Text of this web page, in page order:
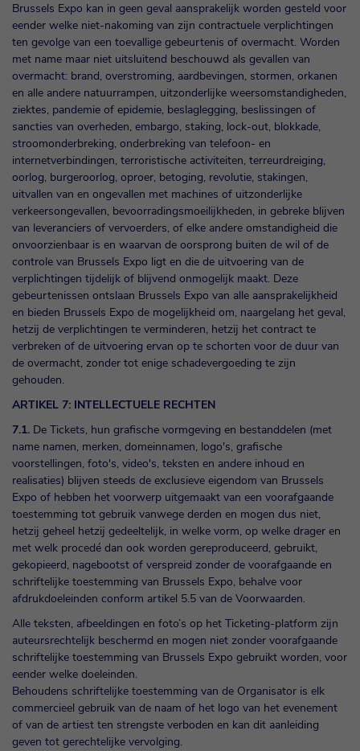
Brussels Expo kan in geen geval aansprakelijk worden gesteld voor
eender welke niet-nakoming van zijn contractuele verplichtingen
ten gevolge van een toevallige gebeurtenis of overmacht. Worden
met name maar niet uitsluitend beschouwd als gevallen van
overmacht: brand, overstroming, aardbevingen, stormen, orkanen
en alle andere natuurrampen, uitzonderlijke weersomstandigheden,
ziektes, pandemie of epidemie, beslaglegging, beslissingen of
sancties van overheden, embargo, staking, lock-out, blokkade,
stroomonderbreking, onderbreking van telefoon- en
internetverbindingen, terroristische activiteiten, terreurdreiging,
oorlog, burgeroorlog, oproer, betoging, revolutie, stakingen,
uitvallen van en ongevallen met machines of uitzonderlijke
verkeersongevallen, bevoorradingsmoeilijkheden, in gebreke blijven
van leveranciers of vervoerders, of elke andere omstandigheid die
onvoorzienbaar is en waarvan de oorsprong buiten de wil of de
controle van Brussels Expo ligt en die de uitvoering van de
verplichtingen tijdelijk of blijvend onmogelijk maakt. Deze
gebeurtenissen ontslaan Brussels Expo van alle aansprakelijkheid
en bieden Brussels Expo de mogelijkheid om, naargelang het geval,
hetzij de verplichtingen te verminderen, hetzij het contract te
verbreken of de uitvoering ervan op te schorten voor de duur van
de overmacht, zonder tot enige schadevergoeding te zijn
gehouden.
ARTIKEL 7: INTELLECTUELE RECHTEN
7.1. De Tickets, hun grafische vormgeving en bestanddelen (met
name namen, merken, domeinnamen, logo's, grafische
voorstellingen, foto's, video's, teksten en andere inhoud en
realisaties) blijven steeds de exclusieve eigendom van Brussels
Expo of hebben het voorwerp uitgemaakt van een voorafgaande
toestemming tot gebruik vanwege derden en mogen dus niet,
hetzij geheel hetzij gedeeltelijk, in welke vorm, op welke drager en
met welk procedé dan ook worden gereproduceerd, gebruikt,
gekopieerd, nagebootst of verspreid zonder de voorafgaande en
schriftelijke toestemming van Brussels Expo, behalve voor
afdrukdoeleinden conform artikel 5.5 van de Voorwaarden.
Alle teksten, afbeeldingen en foto’s op het Ticketing-platform zijn
auteursrechtelijk beschermd en mogen niet zonder voorafgaande
schriftelijke toestemming van Brussels Expo gebruikt worden, voor
eender welke doeleinden.
Behoudens schriftelijke toestemming van de Organisator is elk
commercieel gebruik van de naam of het logo van het evenement
of van de artiest ten strengste verboden en kan dit aanleiding
geven tot gerechtelijke vervolging.